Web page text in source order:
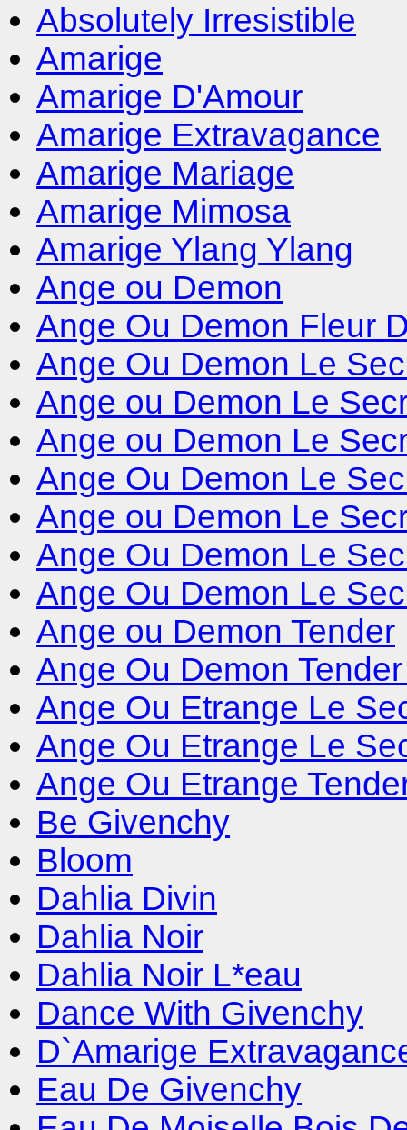
Absolutely Irresistible
Amarige
Amarige D'Amour
Amarige Extravagance
Amarige Mariage
Amarige Mimosa
Amarige Ylang Ylang
Ange ou Demon
Ange Ou Demon Fleur
Ange Ou Demon Le
Ange ou Demon Le
Ange ou Demon Le
Ange Ou Demon Le
Ange ou Demon Le
Ange Ou Demon Le
Ange Ou Demon Le
Ange ou Demon Tender
Ange Ou Demon
Ange Ou Etrange Le
Ange Ou Etrange Le
Ange Ou Etrange
Be Givenchy
Bloom
Dahlia Divin
Dahlia Noir
Dahlia Noir L*eau
Dance With Givenchy
D`Amarige
Eau De Givenchy